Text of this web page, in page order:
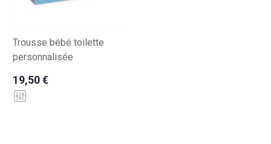
Trousse bébé toilette
personnalisée
19,50 €